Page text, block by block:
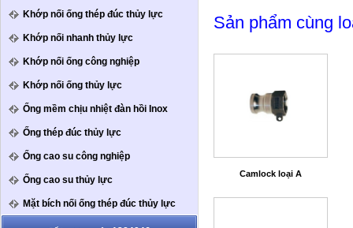
Khớp nối ống thép đúc thủy lực
Khớp nối nhanh thủy lực
Khớp nối ống công nghiệp
Khớp nối ống thủy lực
Ống mềm chịu nhiệt đàn hồi Inox
Ống thép đúc thủy lực
Ống cao su công nghiệp
Ống cao su thủy lực
Mặt bích nối ống thép đúc thủy lực
Sản phẩm cùng
Camlock loại A